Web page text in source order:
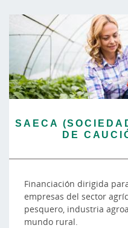
SAECA
DE
Financiación dirigida
empresas del sector
pesquero, industria
mundo rural.